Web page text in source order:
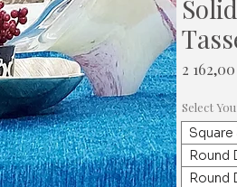
2
Select
Square
Round
Round